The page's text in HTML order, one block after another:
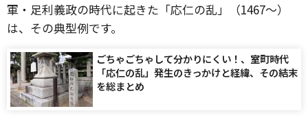
軍・足利義政の時代に起きた「応仁の乱」（1467〜）
は、その典型例です。
ごちゃごちゃして分かりにくい！、室町時代
「応仁の乱」発生のきっかけと経緯、その結末
を総まとめ